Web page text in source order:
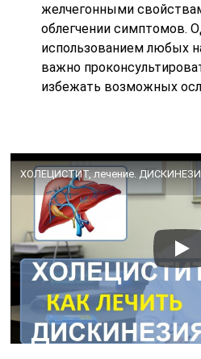
желчегонными
облегчении симптомов.
использованием любых
важно
избежать возможных